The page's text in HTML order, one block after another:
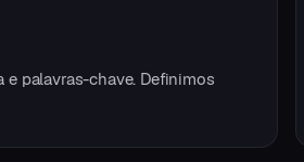
palavras-chave. Definimos